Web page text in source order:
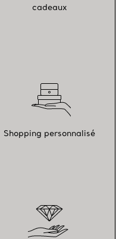
cadeaux
Shopping personnalisé